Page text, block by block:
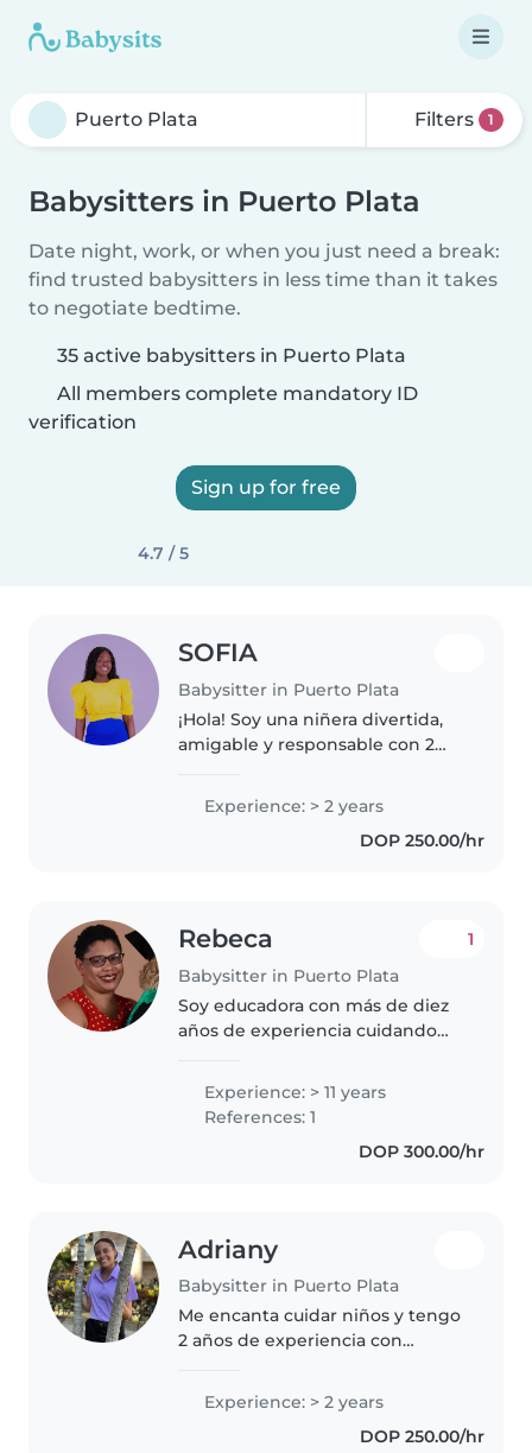
Filters 1
Babysitters in Puerto Plata
Date night, work, or when you just need a break:
find trusted babysitters in less time than it takes
to negotiate bedtime.
35 active babysitters in Puerto Plata
All members complete mandatory ID
verification
Sign up for free
4.7 / 5
SOFIA
Babysitter in Puerto Plata
¡Hola! Soy una niñera divertida,
amigable y responsable con 2
niños en edad preescolar. Me
encanta jugar y ayudar con las
tareas. Soy fluida en inglés..
Experience: > 2 years
DOP 250.00/hr
Rebeca
Babysitter in Puerto Plata
1
Soy educadora con más de diez
años de experiencia cuidando
lecturas en voz alta y los juegos
creativos. Me encanta cocinar,
Experience: > 11 years
References: 1
DOP 300.00/hr
Adriany
Babysitter in Puerto Plata
Me encanta cuidar niños y tengo
2 años de experiencia con
Estoy capacitada en primeros
auxilios. Me adapto a cubrir
necesidades especiales,
Experience: > 2 years
DOP 250.00/hr